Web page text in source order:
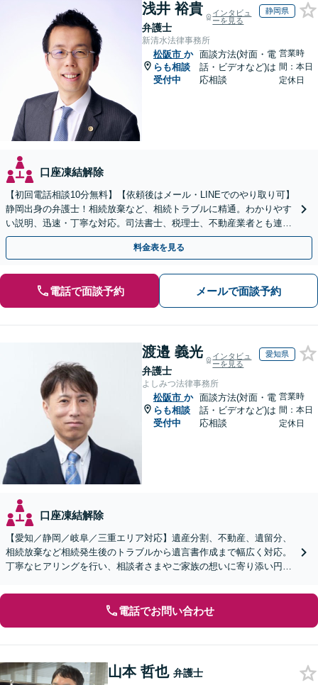
浅井 裕貴
弁護士
インタビュ
ーを見る
静岡県
新清水法律事務所
松阪市 か
らも相談
受付中
面談方法(対面・電
話・ビデオなど)は
応相談
営業時
間：本日
定休日
口座凍結解除
【初回電話相談10分無料】【依頼後はメール・LINEでのやり取り可】
静岡出身の弁護士！相続放棄など、相続トラブルに精通。わかりやす
い説明、迅速・丁寧な対応。司法書士、税理士、不動産業者とも連携
し、遺産相続をトータルサポート【完全個室相談】
料金表を見る
電話で面談予約 メールで面談予約
渡邉 義光
弁護士
インタビュ
ーを見る
愛知県
よしみつ法律事務所
松阪市 か
らも相談
受付中
面談方法(対面・電
話・ビデオなど)は
応相談
営業時
間：本日
定休日
口座凍結解除
【愛知／静岡／岐阜／三重エリア対応】遺産分割、不動産、遺留分、
相続放棄など相続発生後のトラブルから遺言書作成まで幅広く対応。
丁寧なヒアリングを行い、相談者さまやご家族の想いに寄り添い円滑
電話でお問い合わせ
山本 哲也 弁護士